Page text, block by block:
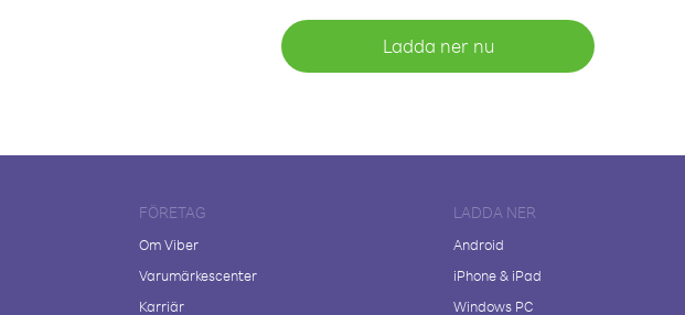
Ladda ner nu
FÖRETAG
Om Viber
Varumärkescenter
Karriär
LADDA NER
Android
iPhone & iPad
Windows PC